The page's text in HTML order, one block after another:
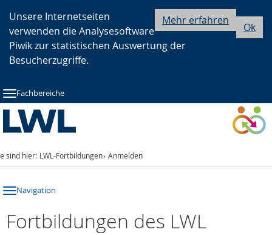
Hauptnavigation
Seitennavigation
Inhalt
Ok
Mehr erfahren
Unsere Internetseiten
verwenden die Analysesoftware
Piwik zur statistischen Auswertung der
Besucherzugriffe.
Fachbereiche
sind hier: LWL-Fortbildungen Anmelden
Navigation
Fortbildungen des LWL